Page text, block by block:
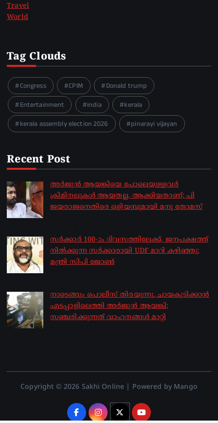
Travel
World
Tag Clouds
Congress CPIM
Donald trump
Entertainment
india
kerala
kerala assembly election 2026
pinarayi vijayan
Recent Post
അർജുൻ ആയങ്കിയെ പോലെയുള്ളവർ
ക്രിമിനലുകൾ ആയതല്ല, ആക്കിയതാണ്; പി
ജയരാജനെതിരെ ഒളിയമ്പുമായി മനു തോമസ്
സർക്കാർ 100-ാം ദിവസത്തിലേക്ക്, ജനപക്ഷത്ത്
നിൽക്കുന്ന സർക്കാരായി UDF മാറി കഴിഞ്ഞു;
മന്ത്രി സിപി ജോൺ
നാടെങ്ങും പൊലീസ് തിരയുന്നു, ചായകുടിക്കാൻ
എടപ്പാളിലെത്തി അർജുൻ ആയങ്കി;
സഞ്ചരിക്കുന്നത് വാഹനങ്ങൾ മാറ്റി
Copyright © 2026 Sakhi Online | Powered by Mango